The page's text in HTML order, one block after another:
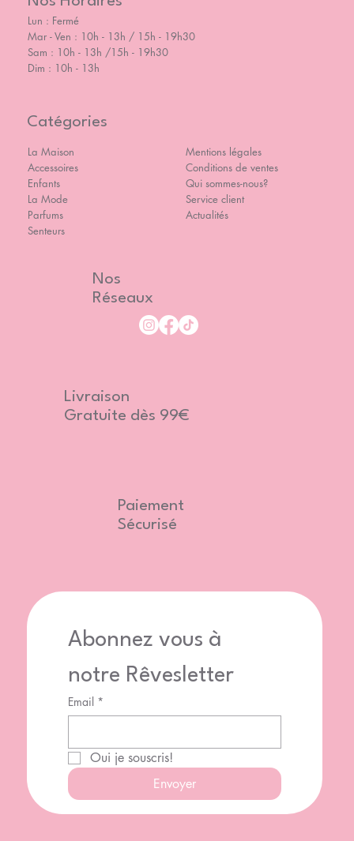
Lun : Fermé
Mar - Ven : 10h - 13h / 15h - 19h30
Sam : 10h - 13h /15h - 19h30
Dim : 10h - 13h
Catégories
La Maison
Accessoires
Enfants
La Mode
Parfums
Senteurs
Mentions légales
Conditions de ventes
Qui sommes-nous?
Service client
Actualités
Abonnez vous à
notre Rêvesletter
Email *
Oui je souscris!
Envoyer
Nos
Réseaux
Livraison
Gratuite dès 99€
Paiement
Sécurisé